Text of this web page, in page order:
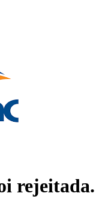
rejeitada.